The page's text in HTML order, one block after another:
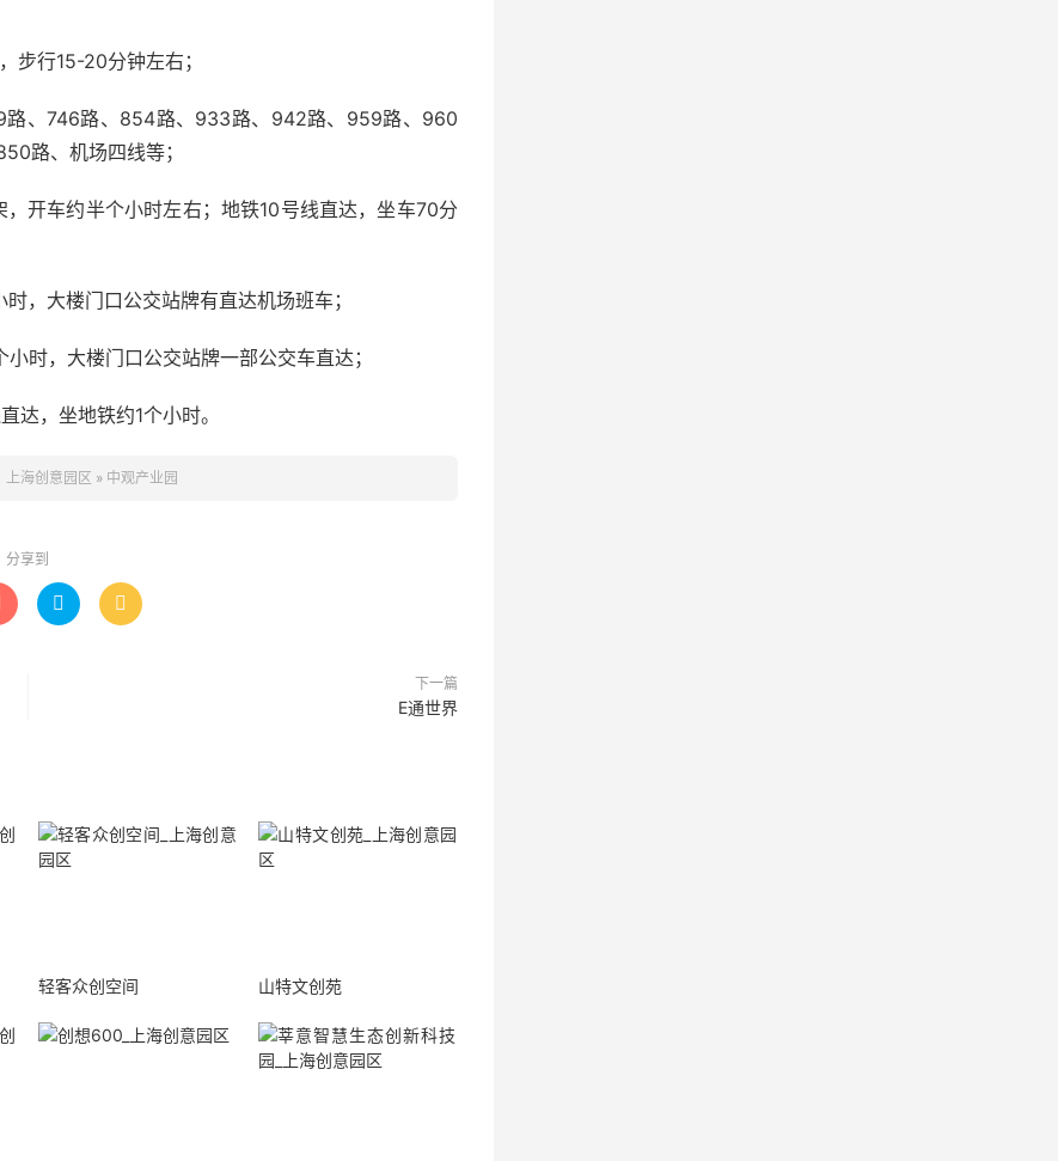
步行15-20分钟左右；
路、746路、854路、933路、942路、959路、960
路、机场四线等；
开车约半个小时左右；地铁10号线直达，坐车70分
，大楼门口公交站牌有直达机场班车；
时，大楼门口公交站牌一部公交车直达；
达，坐地铁约1个小时。
上海创意园区 » 中观产业园
分享到
 
下一篇
E通世界
轻客众创空间 山特文创苑